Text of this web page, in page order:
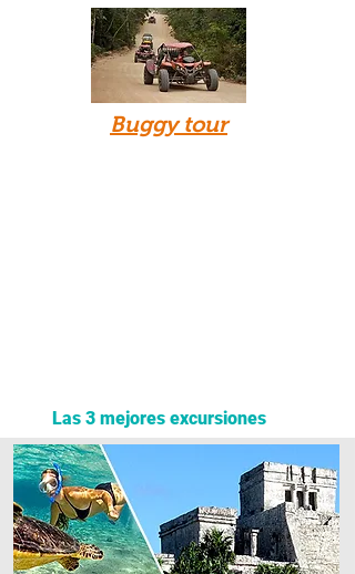
Buggy tour
Las 3 mejores excursiones